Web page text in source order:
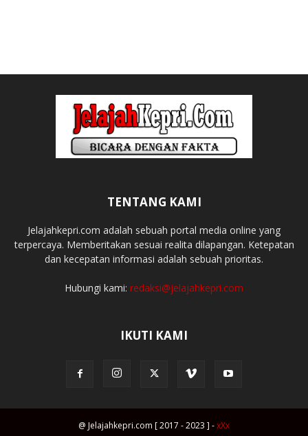
TENTANG KAMI
Jelajahkepri.com adalah sebuah portal media online yang
terpercaya. Memberitakan sesuai realita dilapangan. Ketepatan
dan kecepatan informasi adalah sebuah prioritas.
Hubungi kami: redaksi@jelajahkepri.com
IKUTI KAMI
@ Jelajahkepri.com [ 2017 - 2023 ] -xXx